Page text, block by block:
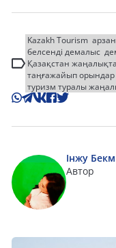
Kazakh Tourism
белсенді демалыс
Қазақстан
таңғажайып орындар
туризм туралы
Інжу
Автор